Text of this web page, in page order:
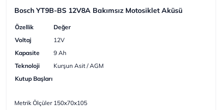
Bosch YT9B-BS 12V8A Bakımsız Motosiklet Aküsü
Özellik
Değer
Voltaj
12V
Kapasite
9 Ah
Teknoloji
Kurşun Asit / AGM
Kutup Başları
Metrik Ölçüler 150x70x105